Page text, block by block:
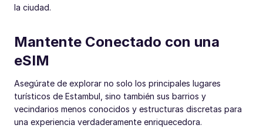
la ciudad.
Mantente Conectado con una
eSIM
Asegúrate de explorar no solo los principales lugares
turísticos de Estambul, sino también sus barrios y
vecindarios menos conocidos y estructuras discretas para
una experiencia verdaderamente enriquecedora.